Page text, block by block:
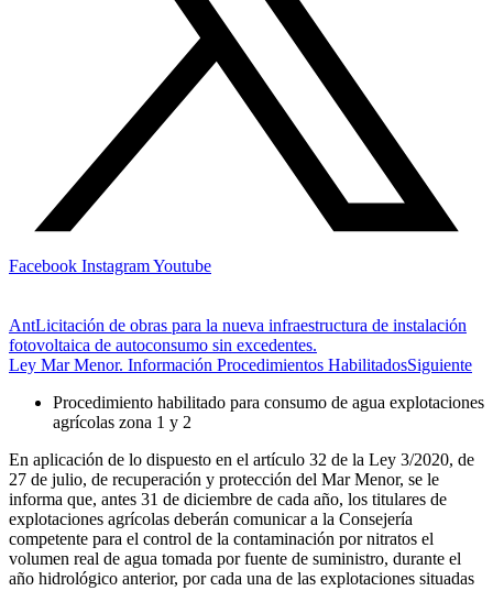
Facebook InstagramYoutube
AntLicitación de obras para la nueva infraestructura de instalación
fotovoltaica de autoconsumo sin excedentes.
Ley Mar Menor. Información Procedimientos HabilitadosSiguiente
Procedimiento habilitado para consumo de agua explotaciones
agrícolas zona 1 y 2
En aplicación de lo dispuesto en el artículo 32 de la Ley 3/2020, de
27 de julio, de recuperación y protección del Mar Menor, se le
informa que, antes 31 de diciembre de cada año, los titulares de
explotaciones agrícolas deberán comunicar a la Consejería
competente para el control de la contaminación por nitratos el
volumen real de agua tomada por fuente de suministro, durante el
año hidrológico anterior, por cada una de las explotaciones situadas